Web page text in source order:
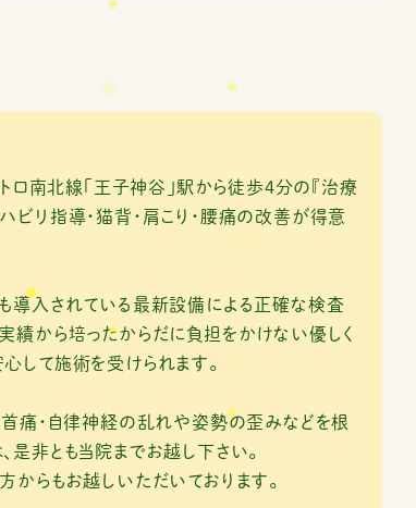
子神谷」駅から徒歩4分の『治療
ビリ指導・猫背・肩こり・腰痛の改善が得意
導入されている最新設備による正確な検査
績から培ったからだに負担をかけない優しく
して施術を受けられます。
首痛・自律神経の乱れや姿勢の歪みなどを根
是非とも当院までお越し下さい。
らもお越しいただいております。